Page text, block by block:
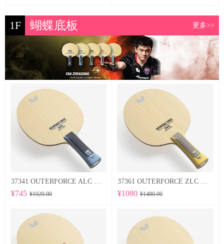
1F 蝴蝶底板 更多>>
¥745 ¥1020.00 ¥1080 ¥1480.00